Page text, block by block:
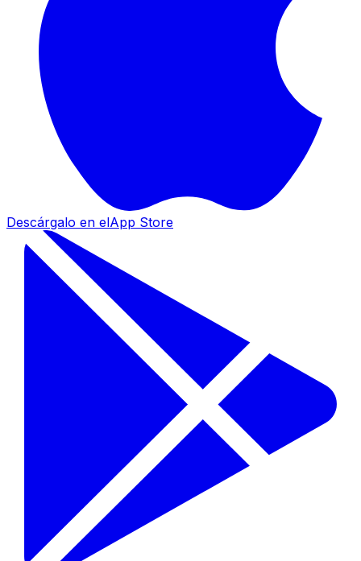
Descárgalo en elApp Store